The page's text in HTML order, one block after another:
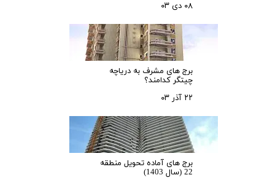
۰۸ دی ۰۳
برج های مشرف به دریاچه
چیتگر کدامند؟
۲۲ آذر ۰۳
برج های آماده تحویل منطقه
22 (سال 1403)